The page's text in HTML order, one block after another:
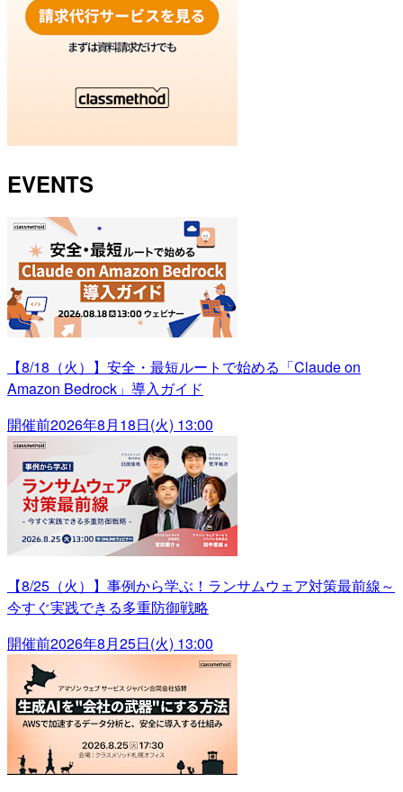
EVENTS
【8/18（火）】安全・最短ルートで始める「Claude on
Amazon Bedrock」導入ガイド
開催前2026年8月18日(火) 13:00
【8/25（火）】事例から学ぶ！ランサムウェア対策最前線～
今すぐ実践できる多重防御戦略
開催前2026年8月25日(火) 13:00